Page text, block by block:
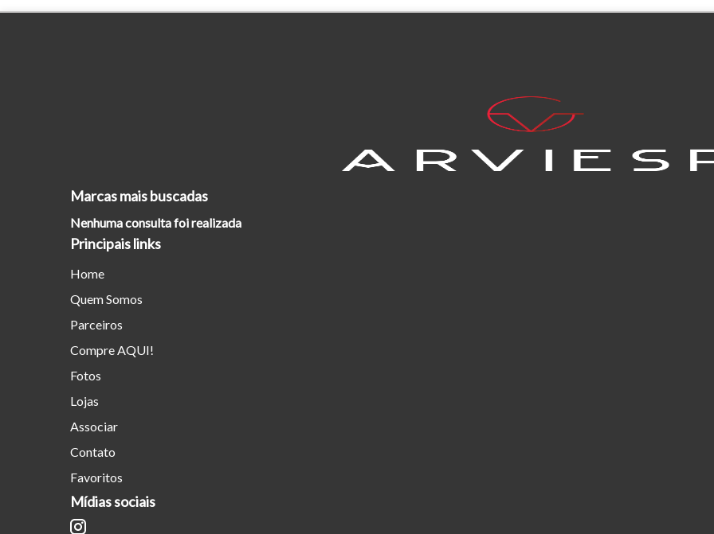
Para aumentar ou diminuir a fonte em nosso site, utilize os atalhos Ctrl+
aumentar) e Ctrl- (para diminuir) no seu teclado.
Marcas mais buscadas
Nenhuma consulta foi realizada
Principais links
Home
Quem Somos
Parceiros
Compre AQUI!
Fotos
Lojas
Associar
Contato
Favoritos
Mídias sociais